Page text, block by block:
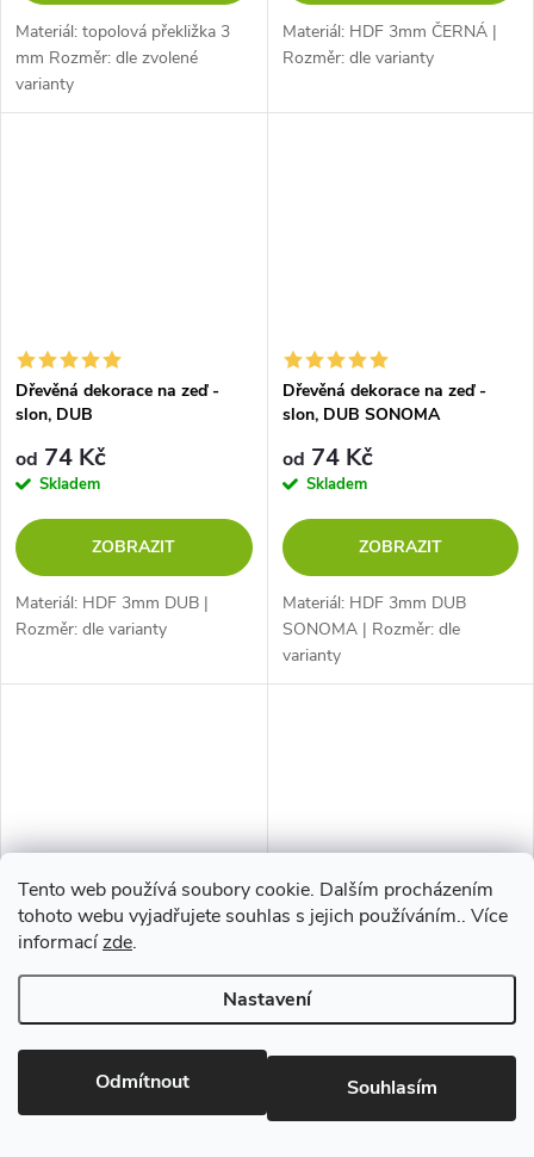
Tento web používá soubory cookie. Dalším procházením
tohoto webu vyjadřujete souhlas s jejich používáním.. Více
informacízde.
Nastavení
Odmítnout Souhlasím
Materiál: topolová překližka 3
mm Rozměr: dle zvolené
varianty
Materiál: HDF 3mm ČERNÁ |
Rozměr: dle varianty
Dřevěná dekorace na zeď -
slon, DUB
od 74 Kč
Skladem
ZOBRAZIT
Materiál: HDF 3mm DUB |
Rozměr: dle varianty
Dřevěná dekorace na zeď -
slon, DUB SONOMA
od 74 Kč
Skladem
ZOBRAZIT
Materiál: HDF 3mm DUB
SONOMA | Rozměr: dle
varianty
od74 Kč
Skladem
ZOBRAZIT
slon, TOPOL
od74 Kč
Skladem
ZOBRAZIT